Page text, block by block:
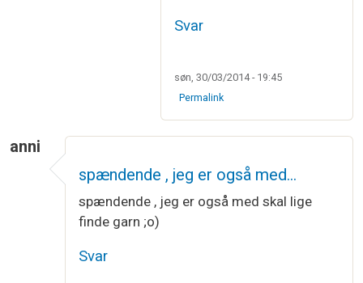
Svar
søn, 30/03/2014 - 19:45
Permalink
anni
spændende , jeg er også med…
spændende , jeg er også med skal lige
finde garn ;o)
Svar